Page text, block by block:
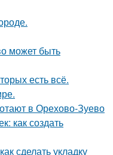
может быть
есть всё.
в Орехово-Зуево
как создать
сделать укладку